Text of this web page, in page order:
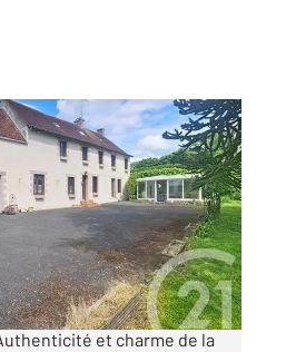
€
21 ML Immobilier vous
et charme de la